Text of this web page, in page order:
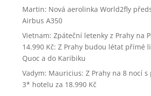
Martin: Nová aerolinka World2fly
Airbus A350
Vietnam: Zpáteční letenky z Prahy na
14.990 Kč: Z Prahy budou létat přímé
Quoc a do Karibiku
Vadym: Mauricius: Z Prahy na 8 nocí
3* hotelu za 18.990 Kč